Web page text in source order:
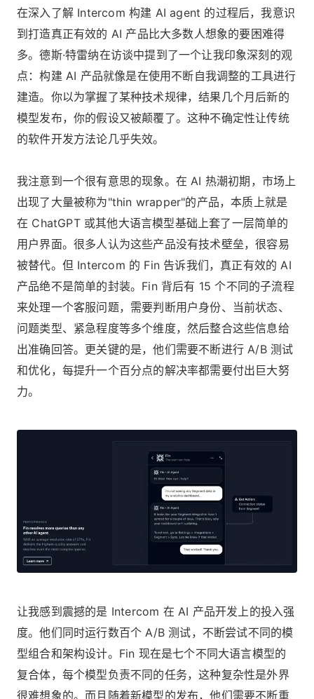
在深入了解 Intercom 构建 AI agent 的过程后，我意识
到打造真正有效的 AI 产品比大多数人想象的要困难得
多。德斯·特雷纳在访谈中提到了一个让我印象深刻的观
点：构建 AI 产品就像是在使用不断自我调整的工具进行
建造。你以为掌握了某种技术规律，结果几个月后新的
模型发布，你的假设又被颠覆了。这种不确定性让传统
的软件开发方法论几乎失效。
我注意到一个很有意思的现象。在 AI 热潮初期，市场上
出现了大量被称为"thin wrapper"的产品，本质上就是
在 ChatGPT 或其他大语言模型基础上套了一层简单的
用户界面。很多人认为这些产品没有技术壁垒，很容易
被替代。但 Intercom 的 Fin 告诉我们，真正有效的 AI
产品绝不是简单的封装。Fin 背后有 15 个不同的子流程
来处理一个客服问题，需要判断用户身份、当前状态、
问题类型、紧急程度等多个维度，然后整合这些信息给
出准确回答。更关键的是，他们需要不断进行 A/B 测试
和优化，每提升一个百分点的解决率都需要付出巨大努
力。
让我感到震撼的是 Intercom 在 AI 产品开发上的投入强
度。他们同时运行数百个 A/B 测试，不断尝试不同的模
型组合和架构设计。Fin 现在是七个不同大语言模型的
复合体，每个模型负责不同的任务，这种复杂性是外界
很难想象的。而且随着新模型的发布，他们需要不断重